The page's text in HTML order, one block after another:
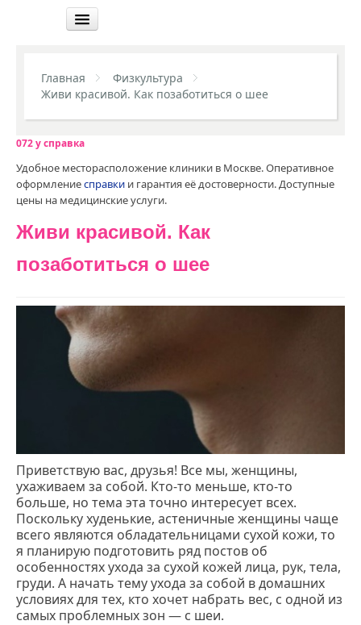
УПРАЖНЕНИЯ
ЗДОРОВЬЕ
ИНТЕРЕСНОЕ
МОДА
ТЕСТЫ
Главная
Физкультура
Живи красивой. Как позаботиться о шее
072 у справка
Удобное месторасположение клиники в Москве. Оперативное
оформлениесправки и гарантия её достоверности. Доступные
цены на медицинские услуги.
Живи красивой. Как
позаботиться о шее
Приветствую вас, друзья! Все мы, женщины,
ухаживаем за собой. Кто-то меньше, кто-то
больше, но тема эта точно интересует всех.
Поскольку худенькие, астеничные женщины чаще
всего являются обладательницами сухой кожи, то
я планирую подготовить ряд постов об
особенностях ухода за сухой кожей лица, рук, тела,
груди. А начать тему ухода за собой в домашних
условиях для тех, кто хочет набрать вес, с одной из
самых проблемных зон ― с шеи.